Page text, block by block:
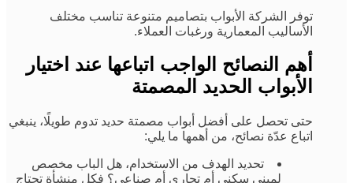
توفر الشركة الأبواب بتصاميم متنوعة تناسب مختلف
الأساليب المعمارية ورغبات العملاء.
أهم النصائح الواجب اتباعها عند اختيار
الأبواب الحديد المصمتة
حتى تحصل على أفضل أبواب مصمتة حديد تدوم طويلًا، ينبغي
اتباع عدّة نصائح، من أهمها ما يلي:
تحديد الهدف من الاستخدام، هل الباب مخصص
لمبنى سكني أم تجاري أم صناعي؟ فكل منشأة تحتاج